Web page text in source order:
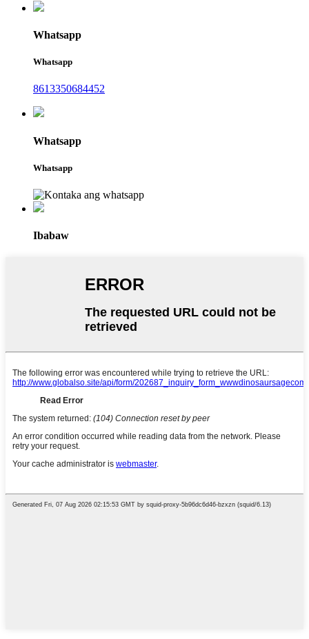
Whatsapp
Whatsapp
8613350684452
Whatsapp
Whatsapp
Ibabaw